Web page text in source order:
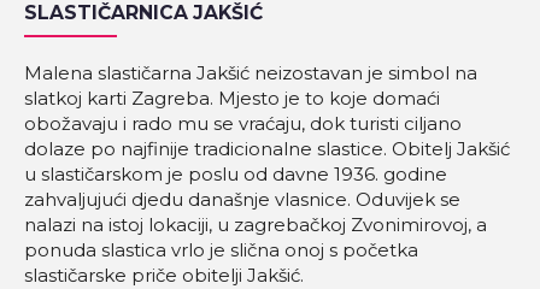
SLASTIČARNICA JAKŠIĆ
Malena slastičarna Jakšić neizostavan je simbol na
slatkoj karti Zagreba. Mjesto je to koje domaći
obožavaju i rado mu se vraćaju, dok turisti ciljano
dolaze po najfinije tradicionalne slastice. Obitelj Jakšić
u slastičarskom je poslu od davne 1936. godine
zahvaljujući djedu današnje vlasnice. Oduvijek se
nalazi na istoj lokaciji, u zagrebačkoj Zvonimirovoj, a
ponuda slastica vrlo je slična onoj s početka
slastičarske priče obitelji Jakšić.